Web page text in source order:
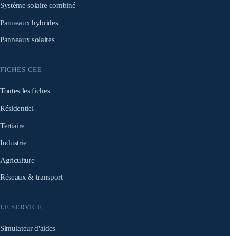
Système solaire combiné
Panneaux hybrides
Panneaux solaires
FICHES CEE
Toutes les fiches
Résidentiel
Tertiaire
Industrie
Agriculture
Réseaux & transport
LE SERVICE
Simulateur d'aides